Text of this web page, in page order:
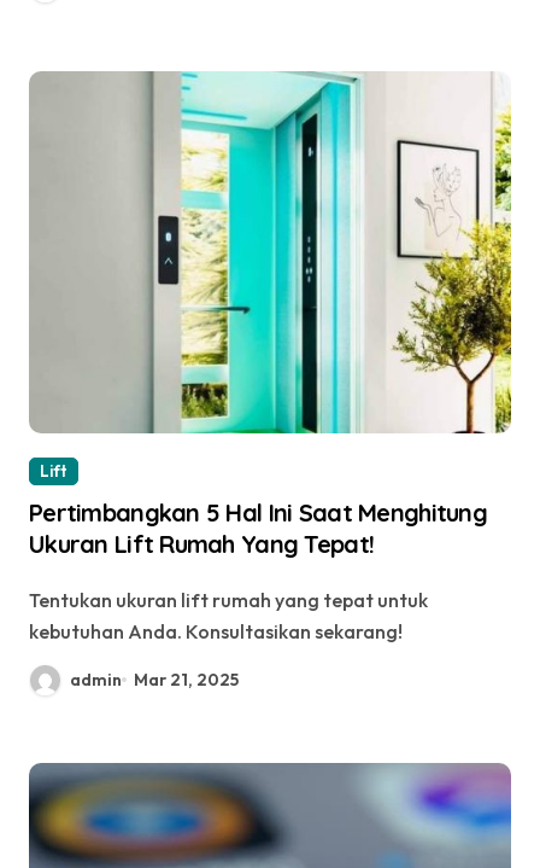
Lift
Pertimbangkan 5 Hal Ini Saat Menghitung
Ukuran Lift Rumah Yang Tepat!
Tentukan ukuran lift rumah yang tepat untuk
kebutuhan Anda. Konsultasikan sekarang!
admin Mar 21, 2025